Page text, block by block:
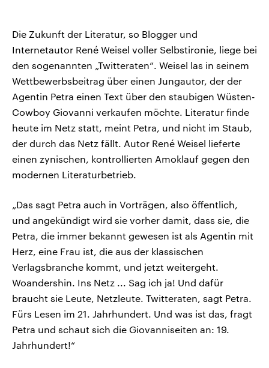
Die Zukunft der Literatur, so Blogger und
Internetautor René Weisel voller Selbstironie, liege bei
den sogenannten „Twitteraten“. Weisel las in seinem
Wettbewerbsbeitrag über einen Jungautor, der der
Agentin Petra einen Text über den staubigen Wüsten-
Cowboy Giovanni verkaufen möchte. Literatur finde
heute im Netz statt, meint Petra, und nicht im Staub,
der durch das Netz fällt. Autor René Weisel lieferte
einen zynischen, kontrollierten Amoklauf gegen den
modernen Literaturbetrieb.
„Das sagt Petra auch in Vorträgen, also öffentlich,
und angekündigt wird sie vorher damit, dass sie, die
Petra, die immer bekannt gewesen ist als Agentin mit
Herz, eine Frau ist, die aus der klassischen
Verlagsbranche kommt, und jetzt weitergeht.
Woandershin. Ins Netz ... Sag ich ja! Und dafür
braucht sie Leute, Netzleute. Twitteraten, sagt Petra.
Fürs Lesen im 21. Jahrhundert. Und was ist das, fragt
Petra und schaut sich die Giovanniseiten an: 19.
Jahrhundert!“